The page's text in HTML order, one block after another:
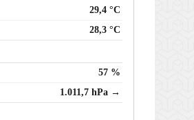
29,4 °C
28,3 °C
57 %
1.011,7 hPa →